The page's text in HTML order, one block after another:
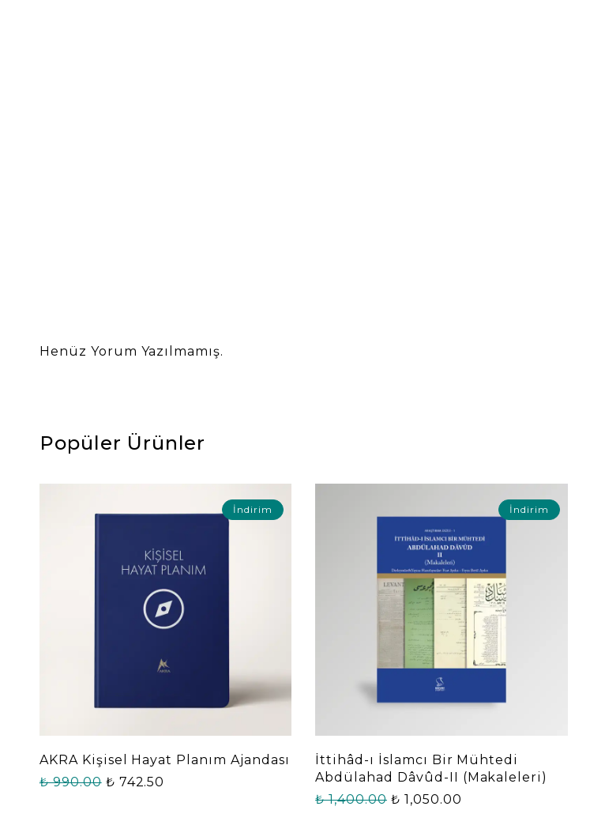
Henüz Yorum Yazılmamış.
Popüler Ürünler
İndirim
AKRA Kişisel Hayat Planım Ajandası
₺ 990.00 ₺ 742.50
İndirim
İttihâd-ı İslamcı Bir Mühtedi
Abdülahad Dâvûd-II (Makaleleri)
₺ 1,400.00 ₺ 1,050.00